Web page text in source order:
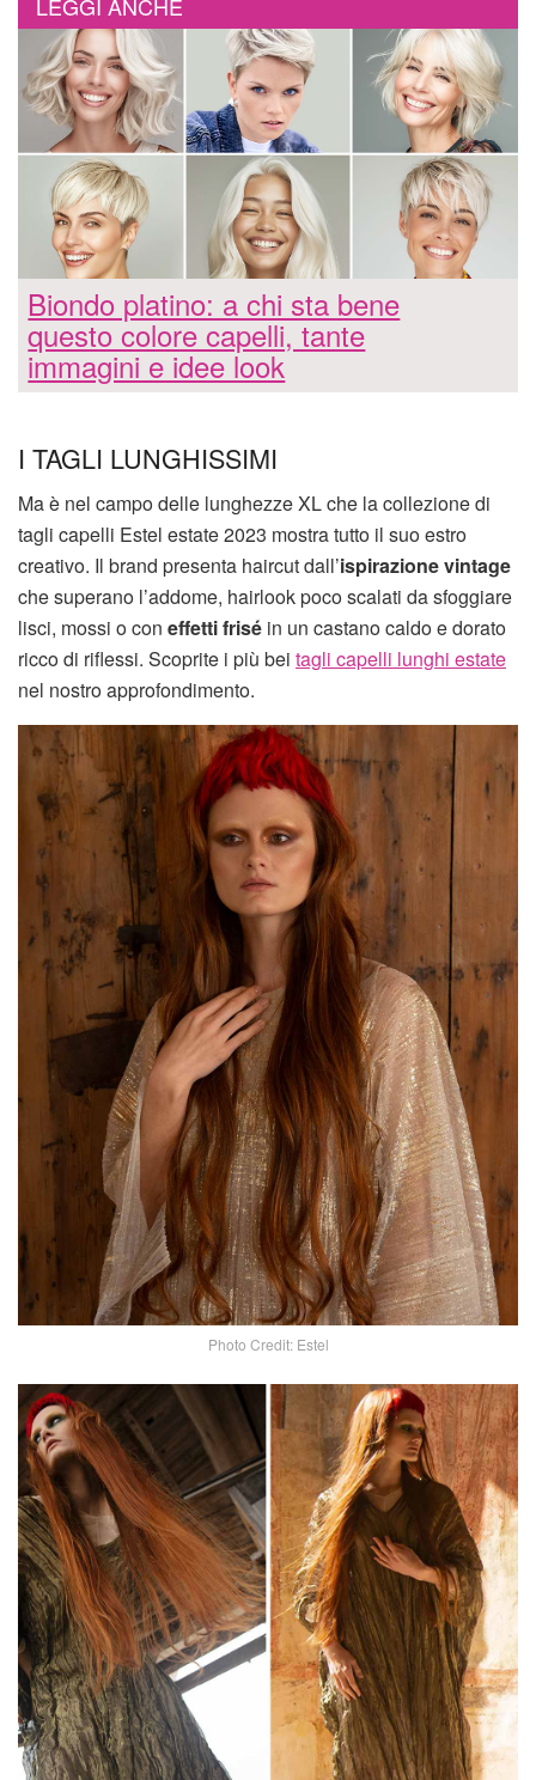
Biondo platino: a chi sta bene
questo colore capelli, tante
immagini e idee look
I TAGLI LUNGHISSIMI
Ma è nel campo delle lunghezze XL che la collezione di
tagli capelli Estel estate 2023 mostra tutto il suo estro
creativo. Il brand presenta haircut dall’ispirazione vintage
che superano l’addome, hairlook poco scalati da sfoggiare
lisci, mossi o con effetti frisé in un castano caldo e dorato
ricco di riflessi. Scoprite i più bei tagli capelli lunghi estate
nel nostro approfondimento.
Photo Credit: Estel